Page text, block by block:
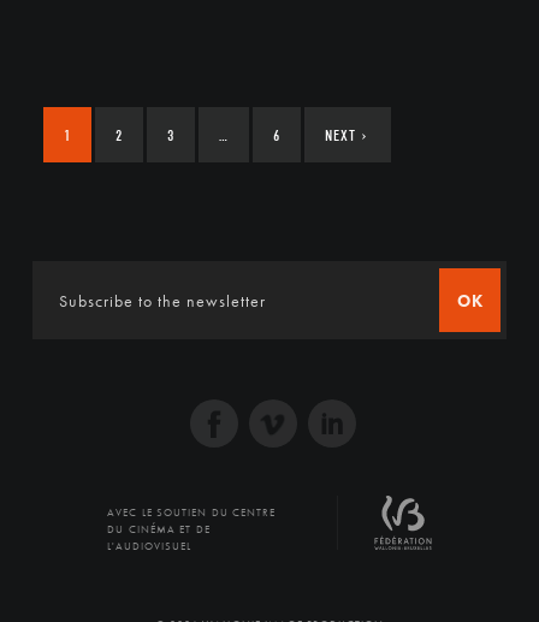
1 2 3 … 6 NEXT ›
OK
AVEC LE SOUTIEN DU CENTRE
DU CINÉMA ET DE
L'AUDIOVISUEL